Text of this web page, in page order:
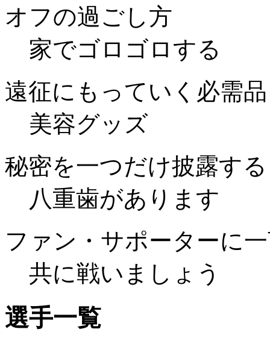
オフの過ごし方
家でゴロゴロする
遠征にもっていく必需品
美容グッズ
秘密を一つだけ披露す
八重歯があります
ファン・サポーターに
共に戦いましょう
選手一覧